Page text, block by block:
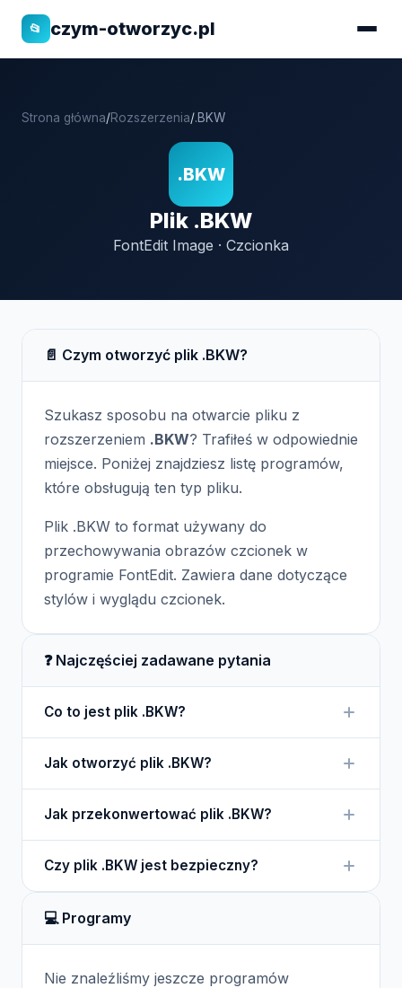
📂 czym-otworzyc.pl
Strona główna/Rozszerzenia/.BKW
.BKW
Plik .BKW
FontEdit Image · Czcionka
📄 Czym otworzyć plik .BKW?
Szukasz sposobu na otwarcie pliku z
rozszerzeniem .BKW? Trafiłeś w odpowiednie
miejsce. Poniżej znajdziesz listę programów,
które obsługują ten typ pliku.
Plik .BKW to format używany do
przechowywania obrazów czcionek w
programie FontEdit. Zawiera dane dotyczące
stylów i wyglądu czcionek.
❓ Najczęściej zadawane pytania
Co to jest plik .BKW?
używany do przechowywania obrazów czcionek.
Jak otworzyć plik .BKW?
FontEdit lub innego edytora czcionek, który
obsługuje ten format.
Jak przekonwertować plik .BKW?
przeprowadzić za pomocą edytora czcionek, który
oferuje opcje eksportu do innych formatów.
Czy plik .BKW jest bezpieczny?
wiarygodnego źródła i nie zawiera złośliwego kodu.
💻 Programy
Nie znaleźliśmy jeszcze programów